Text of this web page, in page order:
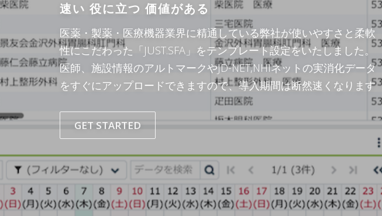
速い 役に立つ 価値がある
医薬・製薬・医療機器業界に精通している弊社が使いやすさと柔軟
性にこだわった「JUST.SFA」をテンプレート設定をいたしました。
医師、施設情報のアルトマークやJD-NET,NHIネットの実消化データ
をすぐにアップロードできますので、導入期間は断然速くなります
GET STARTED